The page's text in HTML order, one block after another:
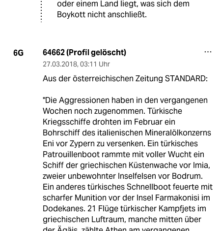
oder einem Land liegt, was sich dem
Boykott nicht anschließt.
6G 64662 (Profil gelöscht)
27.03.2018, 03:11 Uhr
Aus der österreichischen Zeitung STANDARD:
"Die Aggressionen haben in den vergangenen
Wochen noch zugenommen. Türkische
Kriegsschiffe drohten im Februar ein
Bohrschiff des italienischen Mineralölkonzerns
Eni vor Zypern zu versenken. Ein türkisches
Patrouillenboot rammte mit voller Wucht ein
Schiff der griechischen Küstenwache vor Imia,
zweier unbewohnter Inselfelsen vor Bodrum.
Ein anderes türkisches Schnellboot feuerte mit
scharfer Munition vor der Insel Farmakonisi im
Dodekanes. 21 Flüge türkischer Kampfjets im
griechischen Luftraum, manche mitten über